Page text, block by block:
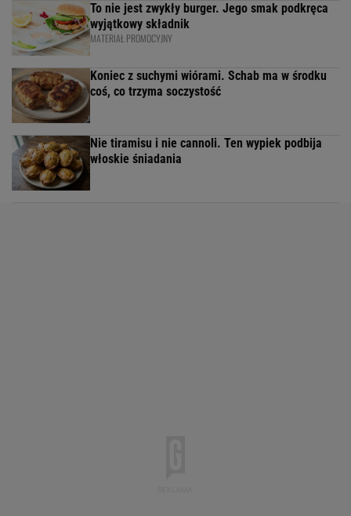
To nie jest zwykły burger. Jego smak podkręca
wyjątkowy składnik
MATERIAŁ PROMOCYJNY
Koniec z suchymi wiórami. Schab ma w środku
coś, co trzyma soczystość
Nie tiramisu i nie cannoli. Ten wypiek podbija
włoskie śniadania